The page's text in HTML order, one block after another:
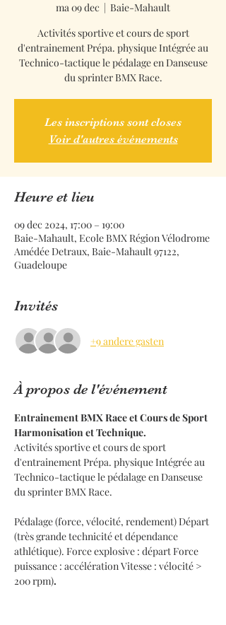
ma 09 dec
  |
Baie-Mahault
Activités sportive et cours de sport
d'entrainement Prépa. physique Intégrée au
Technico-tactique le pédalage en Danseuse
du sprinter BMX Race.
Les inscriptions sont closes
Voir d'autres événements
Heure et lieu
09 dec 2024, 17:00 – 19:00
Baie-Mahault, Ecole BMX Région Vélodrome
Amédée Detraux, Baie-Mahault 97122,
Guadeloupe
Invités
+9 andere gasten
À propos de l'événement
Entrainement BMX Race et Cours de Sport
Harmonisation et Technique.
Activités sportive et cours de sport
d'entrainement Prépa. physique Intégrée au
Technico-tactique le pédalage en Danseuse
du sprinter BMX Race.
Pédalage (force, vélocité, rendement) Départ
(très grande technicité et dépendance
athlétique). Force explosive : départ Force
puissance : accélération Vitesse : vélocité >
200 rpm).